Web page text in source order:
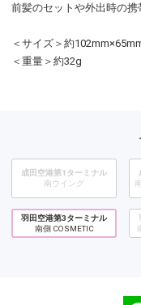
前髪のセットや外出時の携
＜サイズ＞約
＜重量＞約32g
成田空港第1ターミナル
南ウイング
羽田空港第3ターミナル
南側 COSMETIC